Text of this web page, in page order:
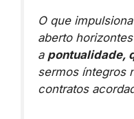
O que
aberto
a pontualidade,
sermos íntegros
contratos